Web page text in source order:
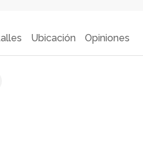
Ubicación Opiniones